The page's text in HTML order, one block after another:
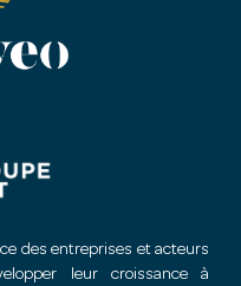
des entreprises et acteurs
leur croissance à